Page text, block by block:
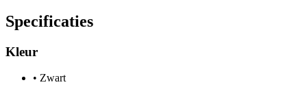
Specificaties
Kleur
• Zwart